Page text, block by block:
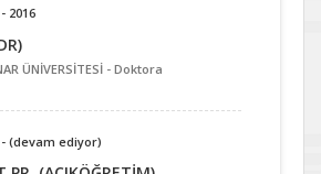
2016
ÜNİVERSİTESİ - Doktora
- (devam ediyor)